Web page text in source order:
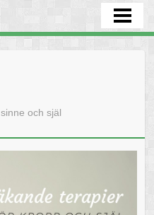
och själ